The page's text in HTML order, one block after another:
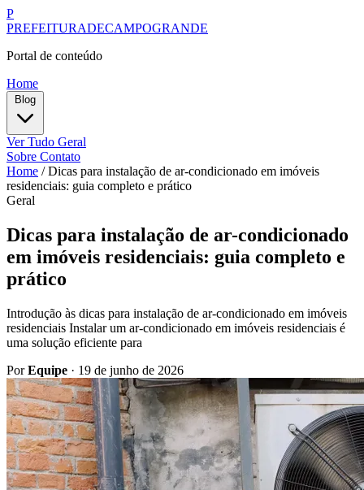
P
PREFEITURADECAMPOGRANDE
Portal de conteúdo
Home
Ver Tudo Geral
Sobre Contato
Home / Dicas para instalação de ar-condicionado em imóveis
residenciais: guia completo e prático
Geral
Dicas para instalação de ar-condicionado
em imóveis residenciais: guia completo e
prático
Introdução às dicas para instalação de ar-condicionado em imóveis
residenciais Instalar um ar-condicionado em imóveis residenciais é
uma solução eficiente para
PorEquipe · 19 de junho de 2026